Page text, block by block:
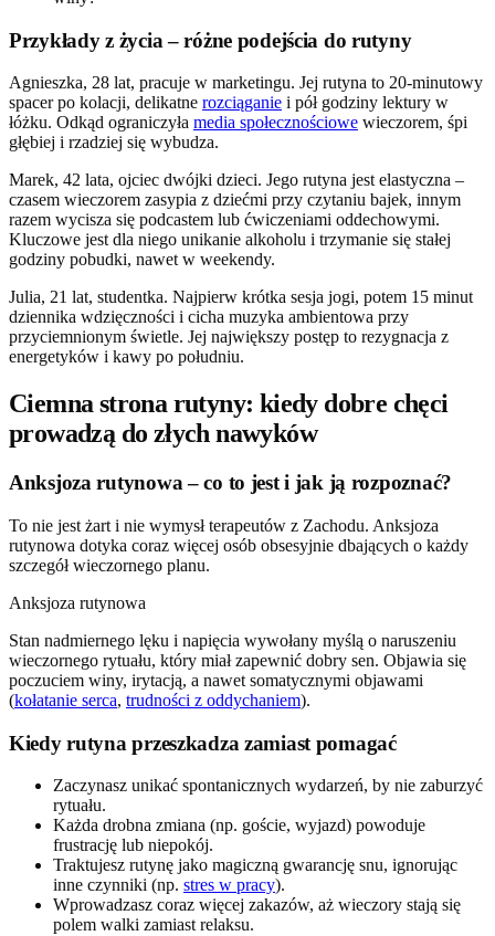
Przykłady z życia – różne podejścia do rutyny
Agnieszka, 28 lat, pracuje w marketingu. Jej rutyna to 20-minutowy
spacer po kolacji, delikatne rozciąganie i pół godziny lektury w
łóżku. Odkąd ograniczyła media społecznościowe wieczorem, śpi
głębiej i rzadziej się wybudza.
Marek, 42 lata, ojciec dwójki dzieci. Jego rutyna jest elastyczna –
czasem wieczorem zasypia z dziećmi przy czytaniu bajek, innym
razem wycisza się podcastem lub ćwiczeniami oddechowymi.
Kluczowe jest dla niego unikanie alkoholu i trzymanie się stałej
godziny pobudki, nawet w weekendy.
Julia, 21 lat, studentka. Najpierw krótka sesja jogi, potem 15 minut
dziennika wdzięczności i cicha muzyka ambientowa przy
przyciemnionym świetle. Jej największy postęp to rezygnacja z
energetyków i kawy po południu.
Ciemna strona rutyny: kiedy dobre chęci
prowadzą do złych nawyków
Anksjoza rutynowa – co to jest i jak ją rozpoznać?
To nie jest żart i nie wymysł terapeutów z Zachodu. Anksjoza
rutynowa dotyka coraz więcej osób obsesyjnie dbających o każdy
szczegół wieczornego planu.
Anksjoza rutynowa
Stan nadmiernego lęku i napięcia wywołany myślą o naruszeniu
wieczornego rytuału, który miał zapewnić dobry sen. Objawia się
poczuciem winy, irytacją, a nawet somatycznymi objawami
(kołatanie serca, trudności z oddychaniem).
Kiedy rutyna przeszkadza zamiast pomagać
Zaczynasz unikać spontanicznych wydarzeń, by nie zaburzyć
rytuału.
Każda drobna zmiana (np. goście, wyjazd) powoduje
frustrację lub niepokój.
Traktujesz rutynę jako magiczną gwarancję snu, ignorując
inne czynniki (np. stres w pracy).
Wprowadzasz coraz więcej zakazów, aż wieczory stają się
polem walki zamiast relaksu.